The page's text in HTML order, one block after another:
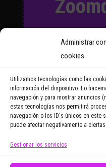
Administrar
cookies
Utilizamos tecnologías como las
información del dispositivo. Lo
navegación y para mostrar anuncios
estas tecnologías nos permitirá
navegación o los ID's únicos en este
puede afectar negativamente a
Gestionar los servicios
y recibirás
noticias y
Email Address